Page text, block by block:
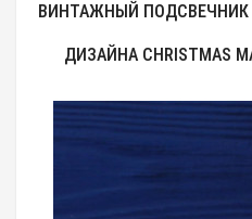
ВИНТАЖНЫЙ
ДИЗАЙНА CHRISTMAS